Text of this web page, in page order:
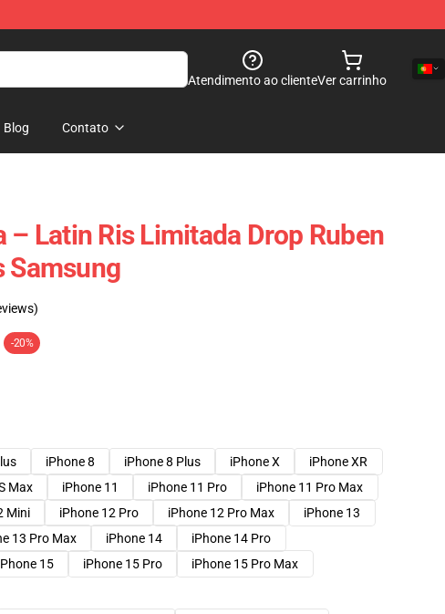
Atendimento ao clienteVer carrinho
Blog Contato
– Latin Ris Limitada Drop Ruben
Samsung
-20%
iPhone 8 iPhone 8 Plus iPhone X
iPhone XR
Max iPhone 11 iPhone 11 Pro
iPhone 11 Pro Max
Mini iPhone 12 Pro iPhone 12 Pro Max
iPhone 13
13 Pro Max iPhone 14
iPhone 14 Pro
15 iPhone 15 Pro
iPhone 15 Pro Max